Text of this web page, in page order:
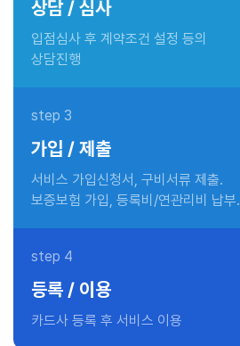
상담 / 심사
입점심사 후 계약조건 설정 등의
상담진행
step 3
가입 / 제출
서비스 가입신청서, 구비서류 제출.
보증보험 가입, 등록비/연관리비 납부.
step 4
등록 / 이용
카드사 등록 후 서비스 이용